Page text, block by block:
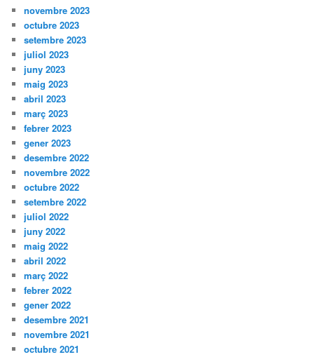
novembre 2023
octubre 2023
setembre 2023
juliol 2023
juny 2023
maig 2023
abril 2023
març 2023
febrer 2023
gener 2023
desembre 2022
novembre 2022
octubre 2022
setembre 2022
juliol 2022
juny 2022
maig 2022
abril 2022
març 2022
febrer 2022
gener 2022
desembre 2021
novembre 2021
octubre 2021